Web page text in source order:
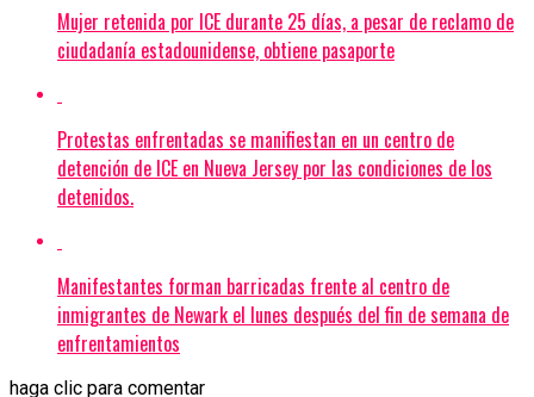
Mujer retenida por ICE durante 25 días, a pesar de reclamo de
ciudadanía estadounidense, obtiene pasaporte
Protestas enfrentadas se manifiestan en un centro de
detención de ICE en Nueva Jersey por las condiciones de los
detenidos.
Manifestantes forman barricadas frente al centro de
inmigrantes de Newark el lunes después del fin de semana de
enfrentamientos
haga clic para comentar